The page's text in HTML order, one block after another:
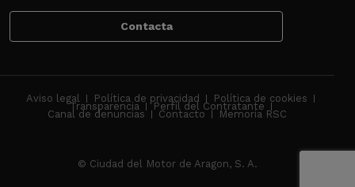
Contacta
Aviso legal Política de privacidad Política de cookies
Transparencia Perfil del Contratante
Canal de denuncias Contacto Memoria RSC
© Ciudad del Motor de Aragon, S. A.